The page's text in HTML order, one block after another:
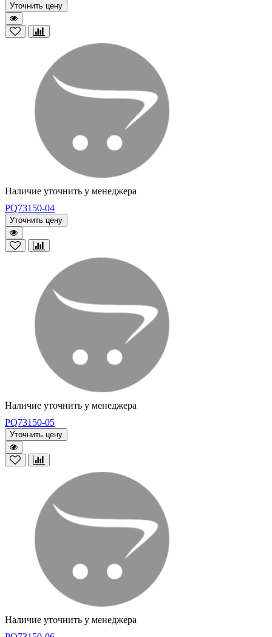
Уточнить цену
Наличие уточнить у менеджера
PQ73150-04
Уточнить цену
Наличие уточнить у менеджера
PQ73150-05
Уточнить цену
Наличие уточнить у менеджера